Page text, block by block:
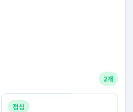
2개
점심